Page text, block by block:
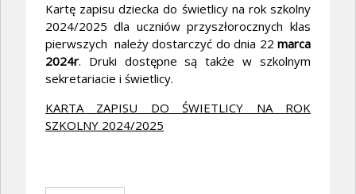
Kartę zapisu dziecka do świetlicy na rok szkolny
2024/2025 dla uczniów przyszłorocznych klas
pierwszych należy dostarczyć do dnia 22 marca
2024r. Druki dostępne są także w szkolnym
sekretariacie i świetlicy.
KARTA ZAPISU DO ŚWIETLICY NA ROK
SZKOLNY 2024/2025